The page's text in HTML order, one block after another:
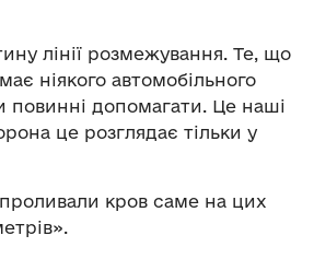
лінії розмежування. Те, що
ніякого автомобільного
допомагати. Це наші
це розглядає тільки у
кров саме на цих